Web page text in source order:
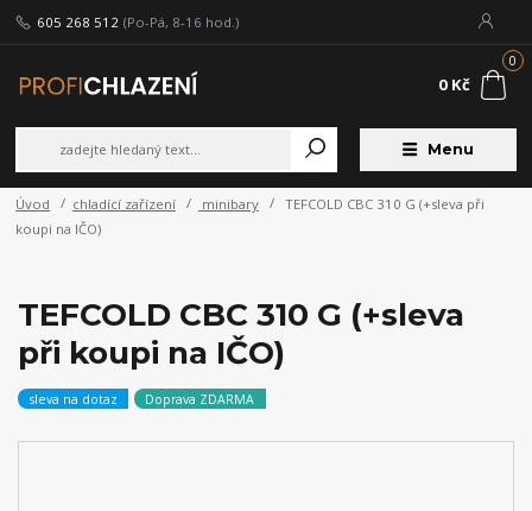
Menu
605 268 512 (Po-Pá, 8-16 hod.)
0
0 Kč
Úvod chladící zařízení minibary
TEFCOLD CBC 310 G (+sleva při
koupi na IČO)
TEFCOLD CBC 310 G (+sleva
při koupi na IČO)
sleva na dotaz Doprava ZDARMA